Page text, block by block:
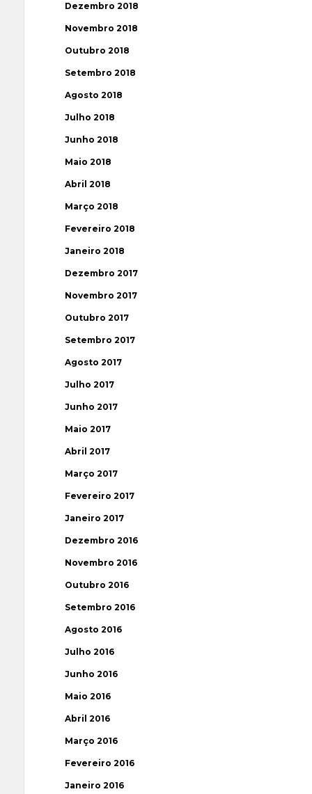
Dezembro 2018
Novembro 2018
Outubro 2018
Setembro 2018
Agosto 2018
Julho 2018
Junho 2018
Maio 2018
Abril 2018
Março 2018
Fevereiro 2018
Janeiro 2018
Dezembro 2017
Novembro 2017
Outubro 2017
Setembro 2017
Agosto 2017
Julho 2017
Junho 2017
Maio 2017
Abril 2017
Março 2017
Fevereiro 2017
Janeiro 2017
Dezembro 2016
Novembro 2016
Outubro 2016
Setembro 2016
Agosto 2016
Julho 2016
Junho 2016
Maio 2016
Abril 2016
Março 2016
Fevereiro 2016
Janeiro 2016